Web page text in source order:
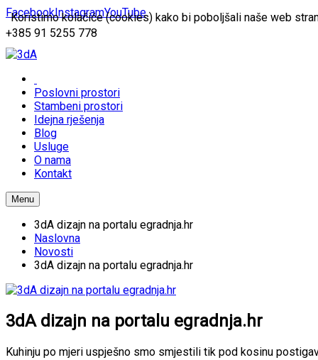
FacebookInstagramYouTube
+385 91 5255 778
Poslovni prostori
Stambeni prostori
Idejna rješenja
Blog
Usluge
O nama
Kontakt
Menu
3dA dizajn na portalu egradnja.hr
Naslovna
Novosti
3dA dizajn na portalu egradnja.hr
3dA dizajn na portalu egradnja.hr
Kuhinju po mjeri uspješno smo smjestili tik pod kosinu
Koristimo kolačiće (cookies) kako bi poboljšali naše web